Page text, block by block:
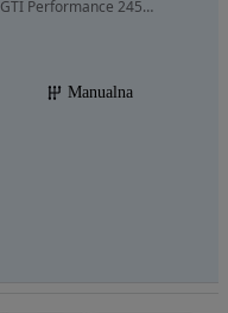
1984 cm3 • 245 KM • Volkswagen Golf VII GTI Performance 245 KM | 2018
Manualna